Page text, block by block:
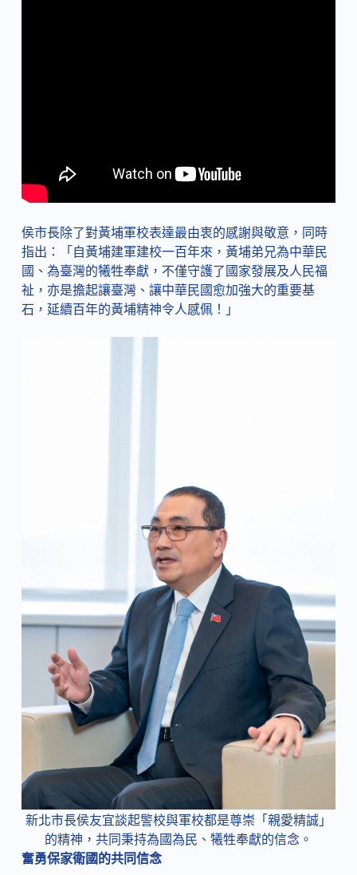
侯市長除了對黃埔軍校表達最由衷的感謝與敬意，同時
指出：「自黃埔建軍建校一百年來，黃埔弟兄為中華民
國、為臺灣的犧牲奉獻，不僅守護了國家發展及人民福
祉，亦是擔起讓臺灣、讓中華民國愈加強大的重要基
石，延續百年的黃埔精神令人感佩！」
新北市長侯友宜談起警校與軍校都是尊崇「親愛精誠」
的精神，共同秉持為國為民、犧牲奉獻的信念。
奮勇保家衛國的共同信念